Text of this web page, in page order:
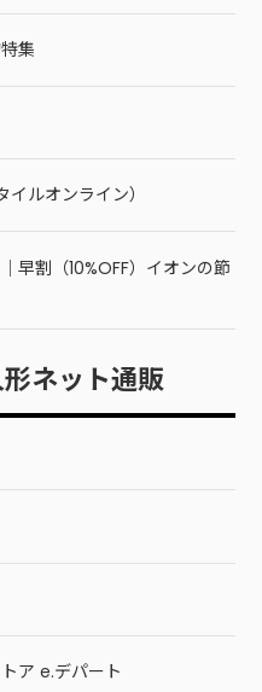
集
イルオンライン）
早割（10%OFF）イオンの節
ネット通販
ア e.デパート